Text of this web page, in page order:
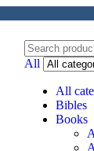
All
All
Bibles
Books